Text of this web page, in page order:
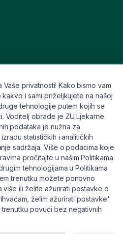
Vaše privatnosti! Kako bismo vam
i sami priželjkujete na našoj
tehnologije putem kojih se
Voditelj obrade je ZU Ljekarne
podataka je nužna za
statističkih i analitičkih
sadržaja. Više o podacima koje
pročitajte u našim Politikama
tehnologijama u Politikama
trenutku možete ponovno
više ili želite ažurirati postavke o
želim ažurirati postavke'.
povući bez negativnih